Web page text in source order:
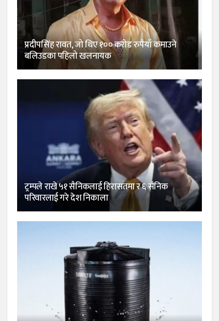
प्रदीपसिंह रावत, जो थिए १०० करोड रुपैयाँ कमाउने
बलिउडका पहिलो खलनायक
ट्रम्पले राखे ५१ सैनिकलाई हिरासतमा र ६ सैनिक
परिवारलाई गरे देश निकाला